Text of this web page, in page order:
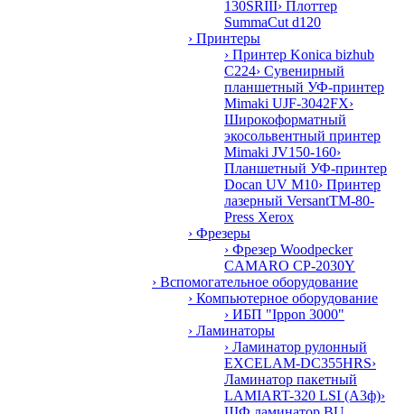
130SRIII› Плоттер
SummaCut d120
› Принтеры
› Принтер Konica bizhub
C224› Сувенирный
планшетный УФ-принтер
Mimaki UJF-3042FX›
Широкоформатный
экосольвентный принтер
Mimaki JV150-160›
Планшетный УФ-принтер
Docan UV M10› Принтер
лазерный VersantTM-80-
Press Xerox
› Фрезеры
› Фрезер Woodpecker
CAMARO CP-2030Y
› Вспомогательное оборудование
› Компьютерное оборудование
› ИБП "Ippon 3000"
› Ламинаторы
› Ламинатор рулонный
EXCELAM-DC355HRS›
Ламинатор пакетный
LAMIART-320 LSI (А3ф)›